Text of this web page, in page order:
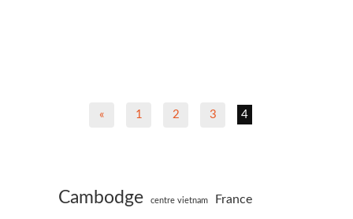
« 1 2 3 4
Cambodge centre vietnam France